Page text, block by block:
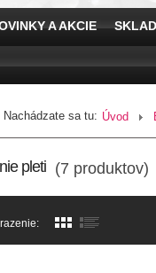
A AKCIE
Nachádzate sa tu: Úvod
pleti (7 produktov)